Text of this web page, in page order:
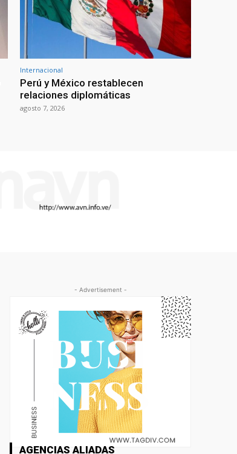
Internacional
Perú y México restablecen
relaciones diplomáticas
agosto 7, 2026
- Advertisement -
AGENCIAS ALIADAS